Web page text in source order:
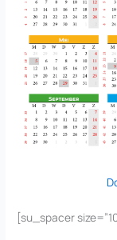
[su_spacer